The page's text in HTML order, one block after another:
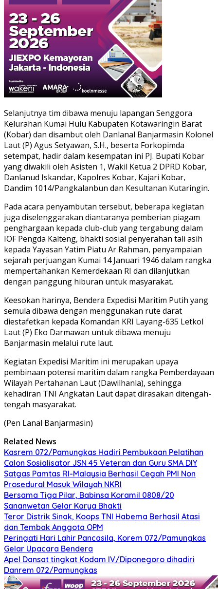
Selanjutnya tim dibawa menuju lapangan Senggora
Kelurahan Kumai Hulu Kabupaten Kotawaringin Barat
(Kobar) dan disambut oleh Danlanal Banjarmasin Kolonel
Laut (P) Agus Setyawan, S.H., beserta Forkopimda
setempat, hadir dalam kesempatan ini PJ. Bupati Kobar
yang diwakili oleh Asisten 1, Wakil Ketua 2 DPRD Kobar,
Danlanud Iskandar, Kapolres Kobar, Kajari Kobar,
Dandim 1014/Pangkalanbun dan Kesultanan Kutaringin.
Pada acara penyambutan tersebut, beberapa kegiatan
juga diselenggarakan diantaranya pemberian piagam
penghargaan kepada club-club yang tergabung dalam
IOF Pengda Kalteng, bhakti sosial penyerahan tali asih
kepada Yayasan Yatim Piatu Ar Rahman, penyampaian
sejarah perjuangan Kumai 14 Januari 1946 dalam rangka
mempertahankan Kemerdekaan RI dan dilanjutkan
dengan panggung hiburan untuk masyarakat.
Keesokan harinya, Bendera Expedisi Maritim Putih yang
semula dibawa dengan menggunakan rute darat
diestafetkan kepada Komandan KRI Layang-635 Letkol
Laut (P) Eko Darmawan untuk dibawa menuju
Banjarmasin melalui rute laut.
Kegiatan Expedisi Maritim ini merupakan upaya
pembinaan potensi maritim dalam rangka Pemberdayaan
Wilayah Pertahanan Laut (Dawilhanla), sehingga
kehadiran TNI Angkatan Laut dapat dirasakan ditengah-
tengah masyarakat.
(Pen Lanal Banjarmasin)
Related News
Kasrem 072/Pamungkas Hadiri Pembukaan Pelatihan
Calon Sosialisator JSN 45 Veteran dan Guru SMA DIY
Satgas Pamtas RI-Malaysia Berhasil Cegah PMI Non
Prosedural Masuk Wilayah NKRI
Bersama Tiga Pilar, Babinsa Koramil 0808/20
Sananwetan Gelar Karya Bhakti
Teror Distrik Sinak, Koops TNI Habema Berhasil Atasi
dan Tembak Anggota OPM
Peringati Hari Lahir Pancasila, Korem 072/Pamungkas
Gelar Upacara Bendera
Apel Dansat tingkat Kodam lV/Diponegoro dihadiri
Danrem 072/Pamungkas